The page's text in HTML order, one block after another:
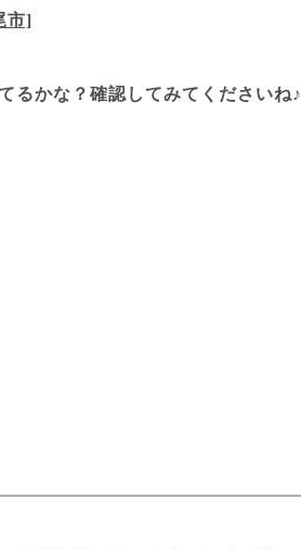
市]
るかな？確認してみてくださいね♪